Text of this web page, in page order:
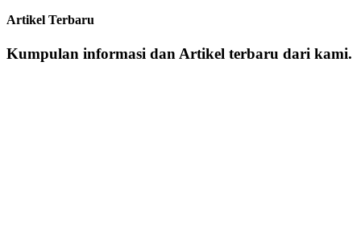
Artikel Terbaru
Kumpulan informasi dan Artikel terbaru dari kami.